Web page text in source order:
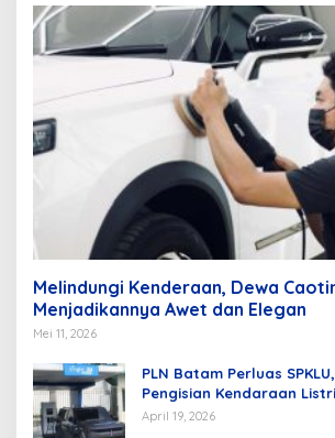
Melindungi Kenderaan, Dewa
Menjadikannya Awet dan Elegan
Mei 11, 2026
PLN Batam Perluas
Pengisian Kendaraan
April 19, 2026